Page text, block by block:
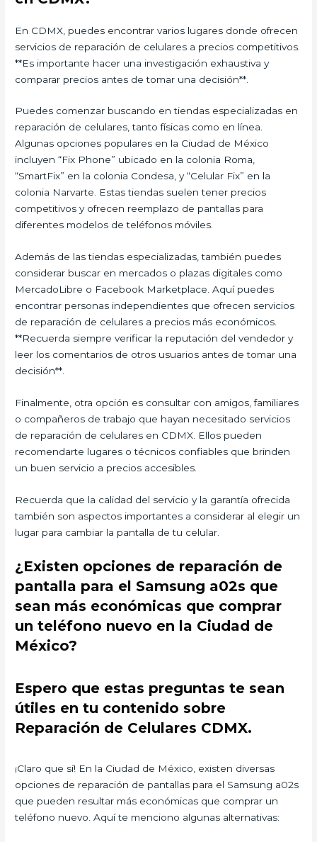
En CDMX, puedes encontrar varios lugares donde ofrecen
servicios de reparación de celulares a precios competitivos.
**Es importante hacer una investigación exhaustiva y
comparar precios antes de tomar una decisión**.
Puedes comenzar buscando en tiendas especializadas en
reparación de celulares, tanto físicas como en línea.
Algunas opciones populares en la Ciudad de México
incluyen “Fix Phone” ubicado en la colonia Roma,
“SmartFix” en la colonia Condesa, y “Celular Fix” en la
colonia Narvarte. Estas tiendas suelen tener precios
competitivos y ofrecen reemplazo de pantallas para
diferentes modelos de teléfonos móviles.
Además de las tiendas especializadas, también puedes
considerar buscar en mercados o plazas digitales como
MercadoLibre o Facebook Marketplace. Aquí puedes
encontrar personas independientes que ofrecen servicios
de reparación de celulares a precios más económicos.
**Recuerda siempre verificar la reputación del vendedor y
leer los comentarios de otros usuarios antes de tomar una
decisión**.
Finalmente, otra opción es consultar con amigos, familiares
o compañeros de trabajo que hayan necesitado servicios
de reparación de celulares en CDMX. Ellos pueden
recomendarte lugares o técnicos confiables que brinden
un buen servicio a precios accesibles.
Recuerda que la calidad del servicio y la garantía ofrecida
también son aspectos importantes a considerar al elegir un
lugar para cambiar la pantalla de tu celular.
¿Existen opciones de reparación de
pantalla para el Samsung a02s que
sean más económicas que comprar
un teléfono nuevo en la Ciudad de
México?
Espero que estas preguntas te sean
útiles en tu contenido sobre
Reparación de Celulares CDMX.
¡Claro que sí! En la Ciudad de México, existen diversas
opciones de reparación de pantallas para el Samsung a02s
que pueden resultar más económicas que comprar un
teléfono nuevo. Aquí te menciono algunas alternativas: